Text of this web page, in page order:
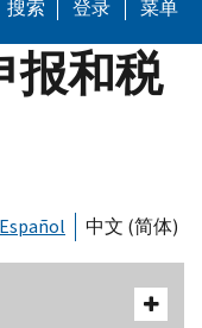
搜索 登录 菜单
报和税
Español 中文 (简体)